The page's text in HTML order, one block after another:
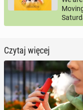
Czytaj więcej